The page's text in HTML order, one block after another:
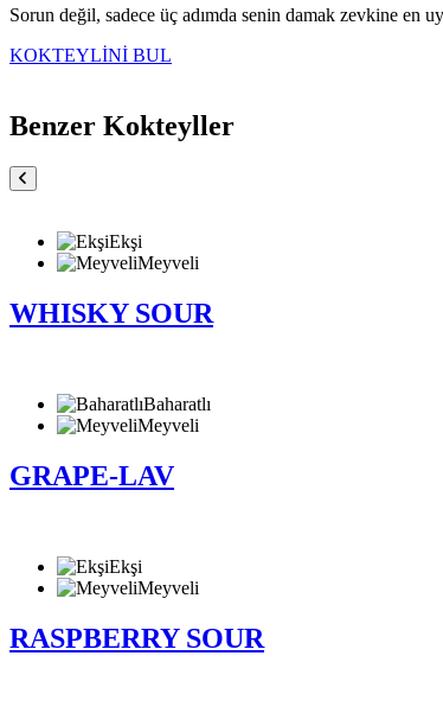
Sorun değil, sadece üç adımda senin damak zevkine en
KOKTEYLİNİ BUL
Benzer Kokteyller
Ekşi
Meyveli
WHISKY SOUR
Baharatlı
Meyveli
GRAPE-LAV
Ekşi
Meyveli
RASPBERRY SOUR